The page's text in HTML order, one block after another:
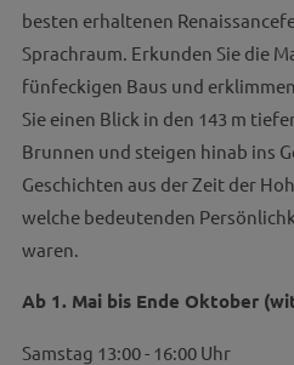
besten erhaltenen
Sprachraum. Erkunden Sie die
fünfeckigen Baus und
Sie einen Blick in den 143 m
Brunnen und steigen hinab ins
Geschichten aus der Zeit der
welche bedeutenden
waren.
Ab 1. Mai bis Ende Oktober
Samstag 13:00 - 16:00 Uhr